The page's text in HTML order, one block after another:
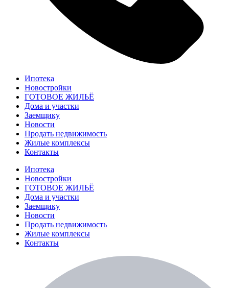
Ипотека
Новостройки
ГОТОВОЕ ЖИЛЬЁ
Дома и участки
Заемщику
Новости
Продать недвижимость
Жилые комплексы
Контакты
Ипотека
Новостройки
ГОТОВОЕ ЖИЛЬЁ
Дома и участки
Заемщику
Новости
Продать недвижимость
Жилые комплексы
Контакты